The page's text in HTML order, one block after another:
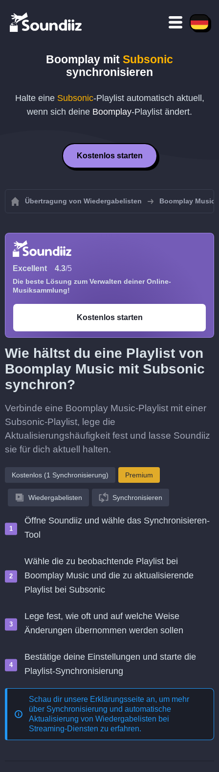
Boomplay mit Subsonic
synchronisieren
Halte eine Subsonic-Playlist automatisch aktuell,
wenn sich deine Boomplay-Playlist ändert.
Kostenlos starten
Übertragung von Wiedergabelisten Boomplay Music
Excellent 4.3/5
Die beste Lösung zum Verwalten deiner Online-
Musiksammlung!
Kostenlos starten
Wie hältst du eine Playlist von
Boomplay Music mit Subsonic
synchron?
Verbinde eine Boomplay Music-Playlist mit einer
Subsonic-Playlist, lege die
Aktualisierungshäufigkeit fest und lasse Soundiiz
sie für dich aktuell halten.
Kostenlos (1 Synchronisierung) Premium
Wiedergabelisten Synchronisieren
Öffne Soundiiz und wähle das Synchronisieren-
Tool
Wähle die zu beobachtende Playlist bei
Boomplay Music und die zu aktualisierende
Playlist bei Subsonic
Lege fest, wie oft und auf welche Weise
Änderungen übernommen werden sollen
Bestätige deine Einstellungen und starte die
Playlist-Synchronisierung
Schau dir unsere Erklärungsseite an, um mehr
über Synchronisierung und automatische
Aktualisierung von Wiedergabelisten bei
Streaming-Diensten zu erfahren.